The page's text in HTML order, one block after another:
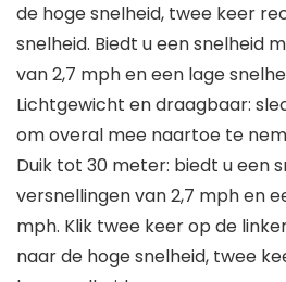
de hoge snelheid, twee keer
snelheid. Biedt u een snelheid
van 2,7 mph en een lage
Lichtgewicht en draagbaar:
om overal mee naartoe te
Duik tot 30 meter: biedt u een
versnellingen van 2,7 mph en
mph. Klik twee keer op de
naar de hoge snelheid, twee